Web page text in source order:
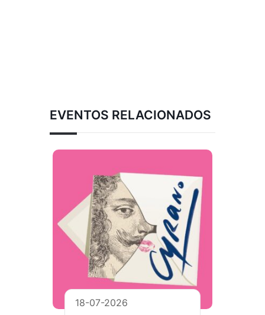
EVENTOS RELACIONADOS
18-07-2026